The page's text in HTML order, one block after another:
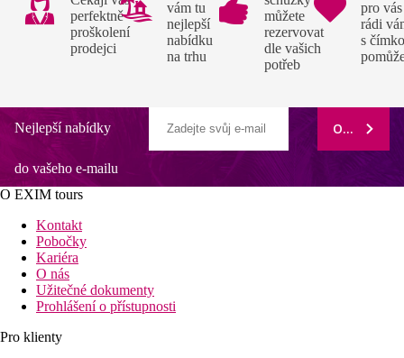
perfektně
proškolení
prodejci
vám tu
nejlepší
nabídku
na trhu
můžete
rezervovat
dle vašich
potřeb
pro
rádi
s
Nejlepší nabídky
do vašeho e-mailu
ODEBÍRAT
O EXIM tours
Kontakt
Pobočky
Kariéra
O nás
Užitečné dokumenty
Prohlášení o přístupnosti
Pro klienty